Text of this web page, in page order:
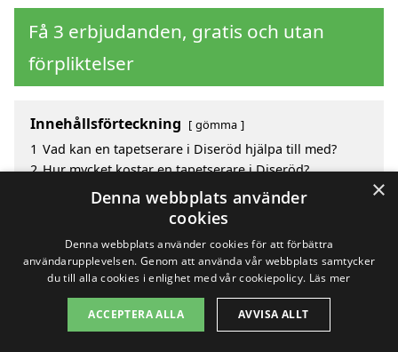
Få 3 erbjudanden, gratis och utan
förpliktelser
Innehållsförteckning gömma
1 Vad kan en tapetserare i Diseröd hjälpa till med?
2 Hur mycket kostar en tapetserare i Diseröd?
Fördelar med att välja tapetserare i Diseröd
Sök efter en skicklig tapetserare i de omgivande
Copyright 2026 - Pilanto Aps
Om / kontakt Blogg Webbplatskarta Villkor
×
Denna webbplats använder
cookies
Denna webbplats använder cookies för att förbättra
användarupplevelsen. Genom att använda vår webbplats samtycker
du till alla cookies i enlighet med vår cookiepolicy. Läs mer
ACCEPTERA ALLA AVVISA ALLT